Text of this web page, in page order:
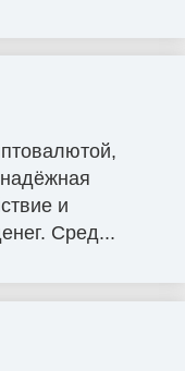
и
Сред...